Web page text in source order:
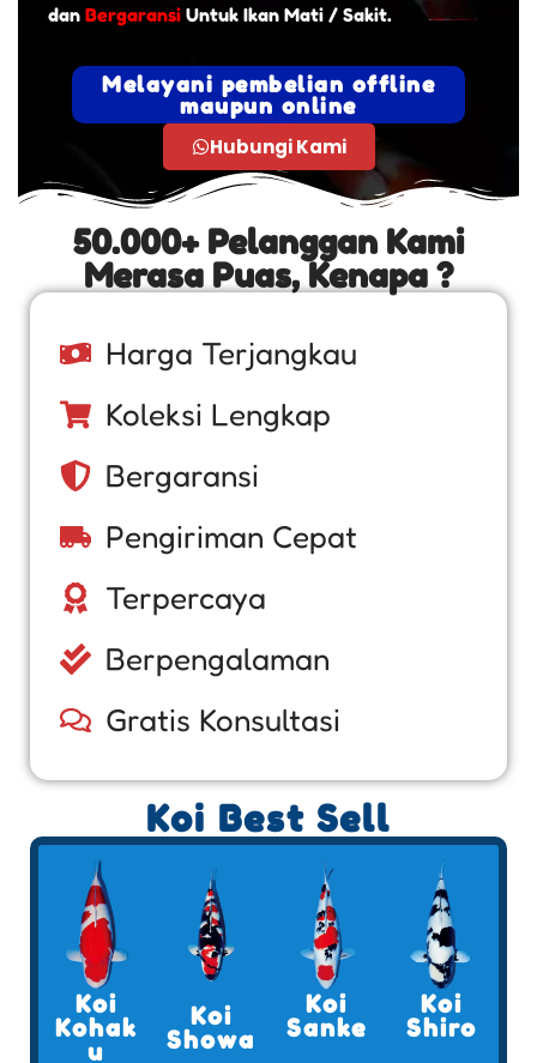
dan Bergaransi Untuk Ikan Mati / Sakit.
Melayani pembelian offline
maupun online
Hubungi Kami
50.000+ Pelanggan Kami
Merasa Puas, Kenapa ?
Harga Terjangkau
Koleksi Lengkap
Bergaransi
Pengiriman Cepat
Terpercaya
Berpengalaman
Gratis Konsultasi
Koi Best Sell
Koi
Kohak
u
Koi
Showa
Koi
Sanke
Koi
Shiro